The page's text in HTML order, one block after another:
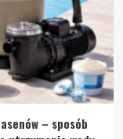
– sposób